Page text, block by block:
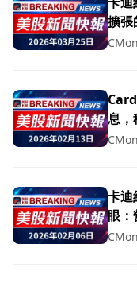
擴張
息，
卡迪
眼：